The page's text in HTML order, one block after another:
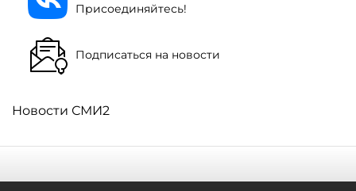
Присоединяйтесь!
Подписаться на новости
Новости СМИ2